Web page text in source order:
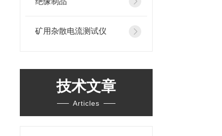
矿用杂散电流测试仪
技术文章
Articles